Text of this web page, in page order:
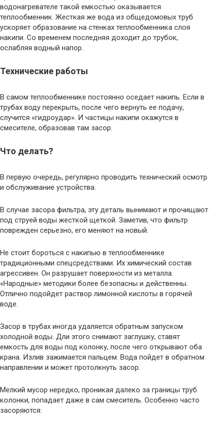
водонагревателе такой емкостью оказывается
теплообменник. Жесткая же вода из общедомовых труб
ускоряет образование на стенках теплообменника слоя
накипи. Со временем последняя доходит до трубок,
ослабляя водный напор.
Технические работы
В самом теплообменнике постоянно оседает накипь. Если в
трубах воду перекрыть, после чего вернуть ее подачу,
случится «гидроудар». И частицы накипи окажутся в
смесителе, образовав там засор.
Что делать?
В первую очередь, регулярно проводить технический осмотр
и обслуживание устройства.
В случае засора фильтра, эту деталь вынимают и прочищают
под струей воды жесткой щеткой. Заметив, что фильтр
поврежден серьезно, его меняют на новый.
Не стоит бороться с накипью в теплообменнике
традиционными спецсредствами. Их химический состав
агрессивен. Он разрушает поверхности из металла.
«Народные» методики более безопасны и действенны.
Отлично подойдет раствор лимонной кислоты в горячей
воде.
Засор в трубах иногда удаляется обратным запуском
холодной воды. Дли этого снимают заглушку, ставят
емкость для воды под колонку, после чего открывают оба
крана. Излив зажимается пальцем. Вода пойдет в обратном
направлении и может протолкнуть засор.
Мелкий мусор нередко, проникая далеко за границы труб
колонки, попадает даже в сам смеситель. Особенно часто
засоряются: